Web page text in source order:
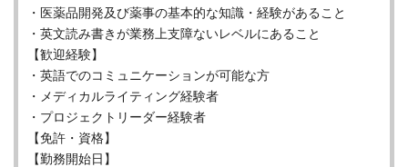
・医薬品開発及び薬事の基本的な知識・経験があること
・英文読み書きが業務上支障ないレベルにあること
【歓迎経験】
・英語でのコミュニケーションが可能な方
・メディカルライティング経験者
・プロジェクトリーダー経験者
【免許・資格】
【勤務開始日】